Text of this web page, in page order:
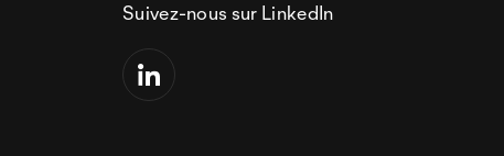
Suivez-nous sur LinkedIn